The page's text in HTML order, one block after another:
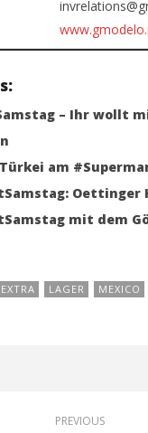
– Ihr wollt
am
Oettinger
mit dem
EXTRA LAGER MEXICO
PREVIOUS